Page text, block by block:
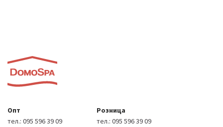
Опт
тел.: 095 596 39 09
Розница
тел.: 095 596 39 09